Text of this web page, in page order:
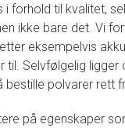
i forhold til kvalitet,
ikke bare det. Vi
eksempelvis
til. Selvfølgelig ligger
bestille polvarer rett
på egenskaper